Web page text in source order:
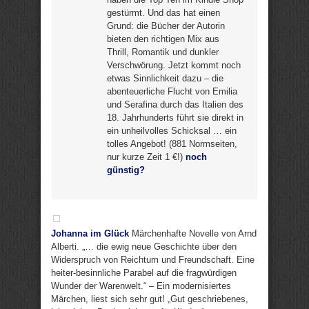
gestürmt. Und das hat einen
Grund: die Bücher der Autorin
bieten den richtigen Mix aus
Thrill, Romantik und dunkler
Verschwörung. Jetzt kommt noch
etwas Sinnlichkeit dazu – die
abenteuerliche Flucht von Emilia
und Serafina durch das Italien des
18. Jahrhunderts führt sie direkt in
ein unheilvolles Schicksal … ein
tolles Angebot! (881 Normseiten,
nur kurze Zeit 1 €!) noch
günstig?
Johanna im Glück Märchenhafte Novelle von Arnd
Alberti. „… die ewig neue Geschichte über den
Widerspruch von Reichtum und Freundschaft. Eine
heiter-besinnliche Parabel auf die fragwürdigen
Wunder der Warenwelt.“ – Ein modernisiertes
Märchen, liest sich sehr gut! „Gut geschriebenes,